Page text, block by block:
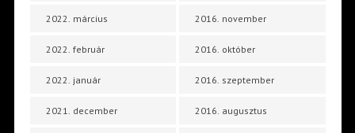
2022. március
2022. február
2022. január
2021. december
2016. november
2016. október
2016. szeptember
2016. augusztus